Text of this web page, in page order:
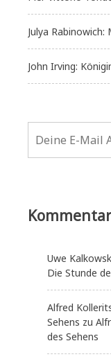
Julya
John Irving:
Uwe
Die Stunde
Alfred
Sehens zu
des Sehens